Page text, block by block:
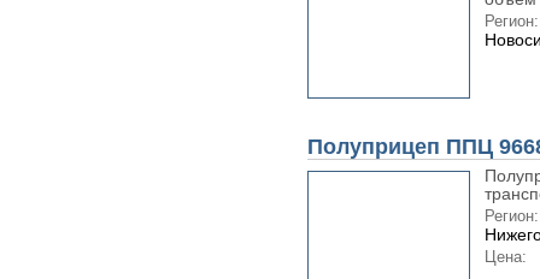
Регион:
Полуприцеп ППЦ
Регион:
Цена: